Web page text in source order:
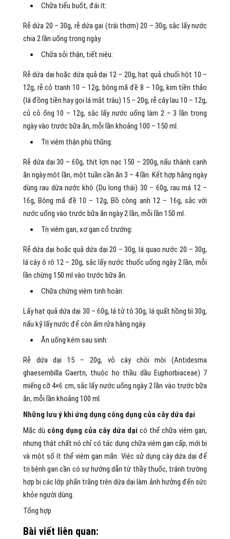
Chữa tiểu buốt, đái ít:
Rễ dứa 20 – 30g, rễ dứa gai (trái thơm) 20 – 30g, sắc lấy nước
chia 2 lần uống trong ngày.
Chữa sỏi thận, tiết niệu:
Rễ dứa dai hoặc dứa quả dại 12 – 20g, hạt quả chuối hột 10 –
12g, rễ cỏ tranh 10 – 12g, bông mã đề 8 – 10g, kim tiền thảo
(lá đồng tiền hay gọi lá mắt trâu) 15 – 20g, rễ cây lau 10 – 12g,
củ cỏ ống 10 – 12g, sắc lấy nước uống làm 2 – 3 lần trong
ngày vào trước bữa ăn, mỗi lần khoảng 100 – 150 ml.
Trị viêm thận phù thũng:
Rễ dứa dại 30 – 60g, thịt lợn nạc 150 – 200g, nấu thành canh
ăn ngày một lần, một tuần cần ăn 3 – 4 lần. Kết hợp hằng ngày
dùng rau dừa nước khô (Du long thái) 30 – 60g, rau má 12 –
16g, Bông mã đề 10 – 12g, Bồ công anh 12 – 16g, sắc với
nước uống vào trước bữa ăn ngày 2 lần, mỗi lần 150 ml.
Trị viêm gan, xơ gan cổ trướng:
Rễ dứa dại hoặc quả dứa dại 20 – 30g, lá quao nước 20 – 30g,
lá cây ô rô 12 – 20g, sắc lấy nước thuốc uống ngày 2 lần, mỗi
lần chừng 150 ml vào trước bữa ăn.
Chữa chứng viêm tinh hoàn:
Lấy hạt quả dứa dại 30 – 60g, lá tử tô 30g, lá quất hồng bì 30g,
nấu kỹ lấy nước để còn ấm rửa hằng ngày.
Ăn uống kém sau sinh:
Rễ dứa dại 15 – 20g, vỏ cây chòi mòi (Antidesma
ghaesembilla Gaertn, thuộc họ thầu dầu Euphorbiaceae) 7
miếng cỡ 4×6 cm, sắc lấy nước uống ngày 2 lần vào trước bữa
ăn, mỗi lần khoảng 100 ml.
Những lưu ý khi ứng dụng công dụng của cây dứa dại
Mặc dù công dụng của cây dứa dại có thể chữa viêm gan,
nhưng thật chất nó chỉ có tác dụng chữa viêm gan cấp, mới bị
và một số ít thể viêm gan mãn. Việc sử dụng cây dứa dại để
trị bệnh gan cần có sự hướng dẫn từ thầy thuốc, tránh trường
hợp bị các lớp phấn trắng trên dứa dại làm ảnh hưởng đến sức
khỏe người dùng.
Tổng hợp
Bài viết liên quan: